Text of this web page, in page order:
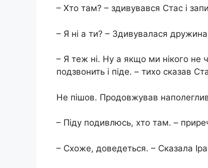
– Хто там? – здивувався Стас і
– Я ні а ти? – Здивувалася
– Я теж ні. Ну а якщо ми нікого не
подзвонить і піде. – тихо сказав
Не пішов. Продовжував
– Піду подивлюсь, хто там. –
– Схоже, доведеться. – Сказала